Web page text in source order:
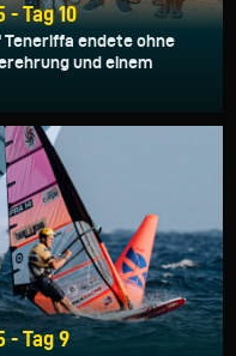
- Tag 10
Teneriffa endete ohne
und einem
- Tag 9